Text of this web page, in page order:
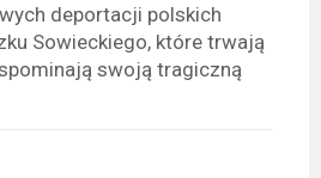
deportacji polskich
Sowieckiego, które trwają
swoją tragiczną